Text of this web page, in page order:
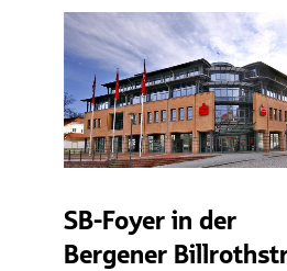
SB-Foyer in der
Bergener